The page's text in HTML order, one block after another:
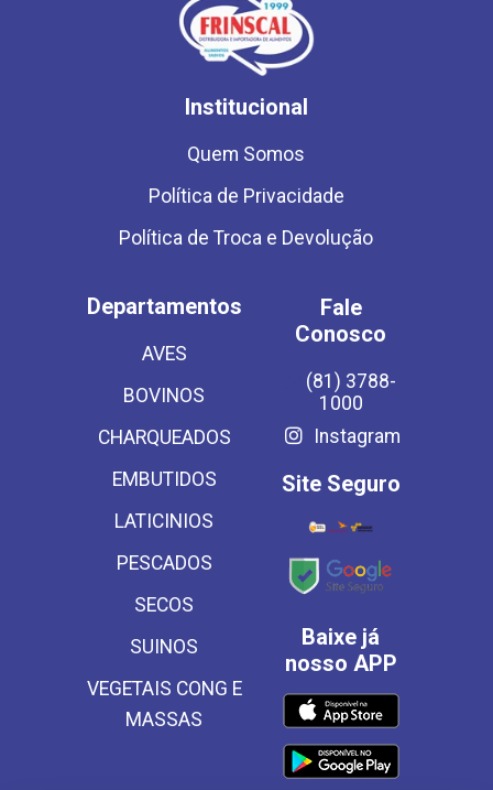
Institucional
Quem Somos
Política de Privacidade
Política de Troca e Devolução
Departamentos
AVES
BOVINOS
CHARQUEADOS
EMBUTIDOS
LATICINIOS
PESCADOS
SECOS
SUINOS
VEGETAIS CONG E
MASSAS
Fale
Conosco
(81) 3788-
1000
Instagram
Site Seguro
Baixe já
nosso APP